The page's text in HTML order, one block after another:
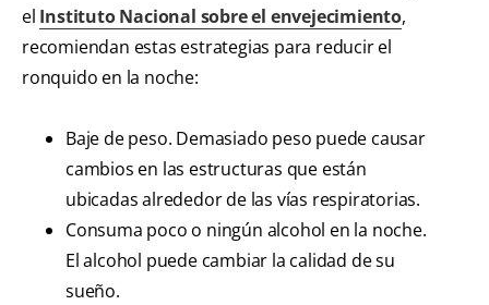
el Instituto Nacional sobre el envejecimiento,
recomiendan estas estrategias para reducir el
ronquido en la noche:
Baje de peso. Demasiado peso puede causar
cambios en las estructuras que están
ubicadas alrededor de las vías respiratorias.
Consuma poco o ningún alcohol en la noche.
El alcohol puede cambiar la calidad de su
sueño.